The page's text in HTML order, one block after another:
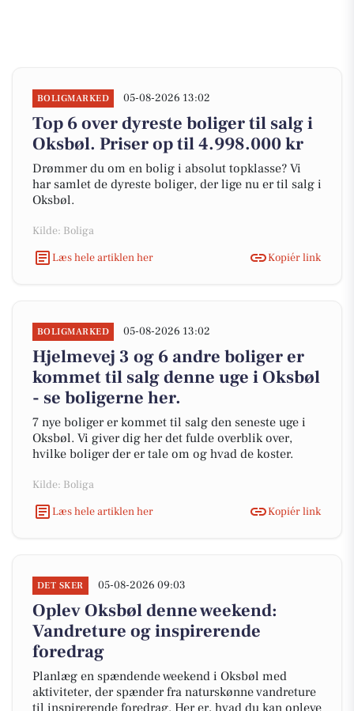
BOLIGMARKED 05-08-2026 13:02
Top 6 over dyreste boliger til salg i
Oksbøl. Priser op til 4.998.000 kr
Drømmer du om en bolig i absolut topklasse? Vi
har samlet de dyreste boliger, der lige nu er til salg i
Oksbøl.
Kilde: Boliga
Læs hele artiklen her
Kopiér link
BOLIGMARKED 05-08-2026 13:02
Hjelmevej 3 og 6 andre boliger er
kommet til salg denne uge i Oksbøl
- se boligerne her.
7 nye boliger er kommet til salg den seneste uge i
Oksbøl. Vi giver dig her det fulde overblik over,
hvilke boliger der er tale om og hvad de koster.
Kilde: Boliga
Læs hele artiklen her
Kopiér link
DET SKER 05-08-2026 09:03
Oplev Oksbøl denne weekend:
Vandreture og inspirerende
foredrag
Planlæg en spændende weekend i Oksbøl med
aktiviteter, der spænder fra naturskønne vandreture
til inspirerende foredrag. Her er, hvad du kan opleve